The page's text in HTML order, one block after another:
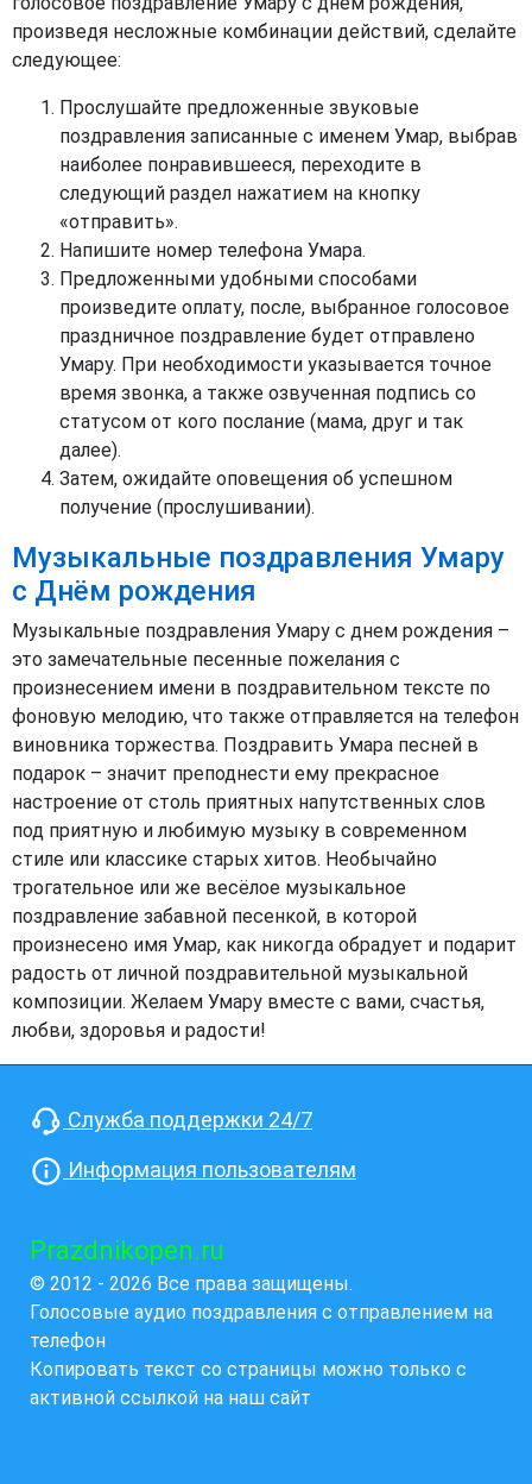
произведя несложные комбинации действий, сделайте
следующее:
Прослушайте предложенные звуковые
поздравления записанные с именем Умар, выбрав
наиболее понравившееся, переходите в
следующий раздел нажатием на кнопку
«отправить».
Напишите номер телефона Умара.
Предложенными удобными способами
произведите оплату, после, выбранное голосовое
праздничное поздравление будет отправлено
Умару. При необходимости указывается точное
время звонка, а также озвученная подпись со
статусом от кого послание (мама, друг и так
далее).
Затем, ожидайте оповещения об успешном
получение (прослушивании).
Музыкальные поздравления Умару
с Днём рождения
Музыкальные поздравления Умару с днем рождения –
это замечательные песенные пожелания с
произнесением имени в поздравительном тексте по
фоновую мелодию, что также отправляется на телефон
виновника торжества. Поздравить Умара песней в
подарок – значит преподнести ему прекрасное
настроение от столь приятных напутственных слов
под приятную и любимую музыку в современном
стиле или классике старых хитов. Необычайно
трогательное или же весёлое музыкальное
поздравление забавной песенкой, в которой
произнесено имя Умар, как никогда обрадует и подарит
радость от личной поздравительной музыкальной
композиции. Желаем Умару вместе с вами, счастья,
любви, здоровья и радости!
Служба поддержки 24/7
Информация пользователям
Prazdnikopen.ru
© 2012 - 2026 Все права защищены.
Голосовые аудио поздравления с отправлением на
телефон
Копировать текст со страницы можно только с
активной ссылкой на наш сайт